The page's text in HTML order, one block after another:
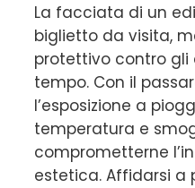
La facciata di un
biglietto da visita,
protettivo contro
tempo. Con il
l’esposizione a
temperatura e
comprometterne
estetica. Affidarsi a